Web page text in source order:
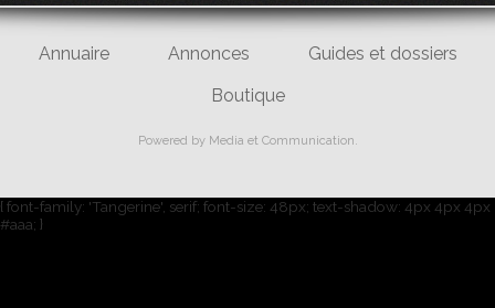
Annuaire Annonces
Guides et dossiers
Boutique
Powered by Media et Communication.
{ font-family: 'Tangerine', serif; font-size: 48px; text-shadow: 4px 4px 4px
#aaa; }